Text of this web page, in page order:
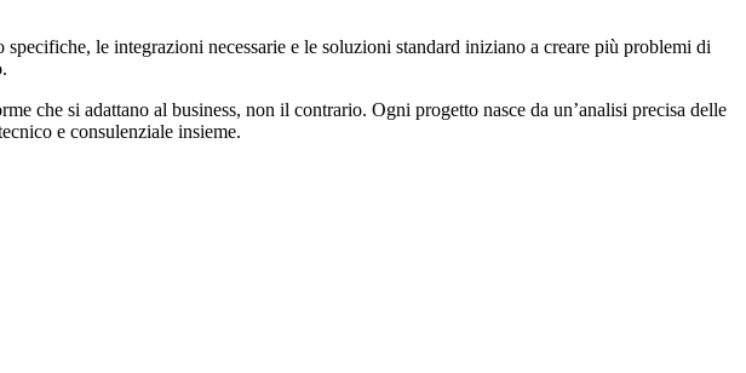
le integrazioni necessarie e le soluzioni standard iniziano a creare più problemi di
che si adattano al business, non il contrario. Ogni progetto nasce da un’analisi precisa delle
e consulenziale insieme.